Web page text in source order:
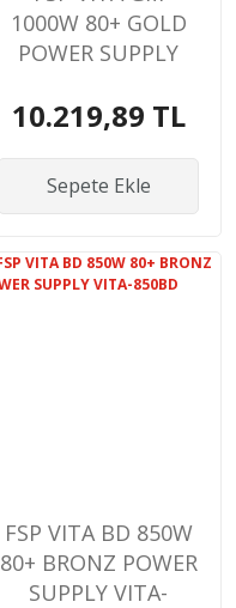
1000W 80+ GOLD
POWER SUPPLY
10.219,89 TL
Sepete Ekle
FSP VITA BD 850W
80+ BRONZ POWER
SUPPLY VITA-